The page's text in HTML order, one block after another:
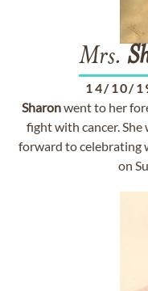
Mrs.
14/10/
Sharonwent to her
fight with cancer.
forward to celebrating
on